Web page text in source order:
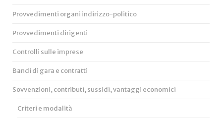
Provvedimenti organi indirizzo-politico
Provvedimenti dirigenti
Controlli sulle imprese
Bandi di gara e contratti
Sovvenzioni, contributi, sussidi, vantaggi economici
Criteri e modalità